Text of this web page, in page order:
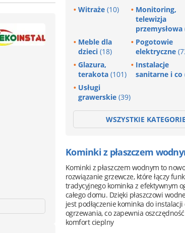
Witraże (10)
Monitoring,
telewizja
przemysłowa
Meble dla
dzieci (18)
Pogotowie
elektryczne
Glazura,
terakota (101)
Instalacje
sanitarne i co
Usługi
grawerskie (39)
WSZYSTKIE KATEGORIE
Kominki z płaszczem
Kominki z płaszczem wodnym to
rozwiązanie grzewcze, które łączy
tradycyjnego kominka z efektywnym
całego domu. Dzięki płaszczowi
jest podłączenie kominka do
ogrzewania, co zapewnia
komfort cieplny